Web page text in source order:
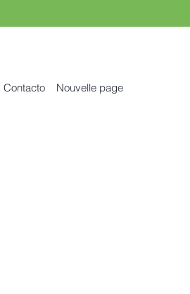
Contacto Nouvelle page